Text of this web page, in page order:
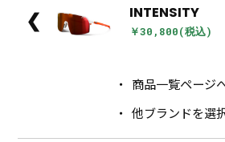
❮ INTENSITY
￥30,800(税込)
商品一覧ページ
他ブランドを選